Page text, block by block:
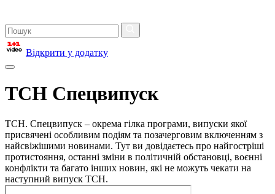
Відкрити у додатку
ТСН Спецвипуск
ТСН. Спецвипуск – окрема гілка програми, випуски якої
присвячені особливим подіям та позачерговим включенням з
найсвіжішими новинами. Тут ви довідаєтесь про найгостріші
протистояння, останні зміни в політичній обстановці, воєнні
конфлікти та багато інших новин, які не можуть чекати на
наступний випуск ТСН.